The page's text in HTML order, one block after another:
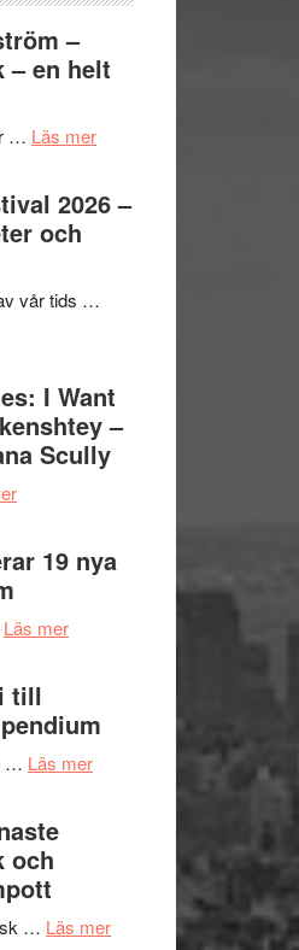
–
– en helt
… Läs merom
Håkan
Hellström
Folkets
en
helt
lysande
2026 –
och
vår tids …
I Want
–
Scully
om
trailern
för
X-
I
Want
to
Believe
Vrach
Frankenshtey
–
med
19 nya
Läs merom
presenterar
19
till
… Läs merom
Kulturs
och
… Läs merom